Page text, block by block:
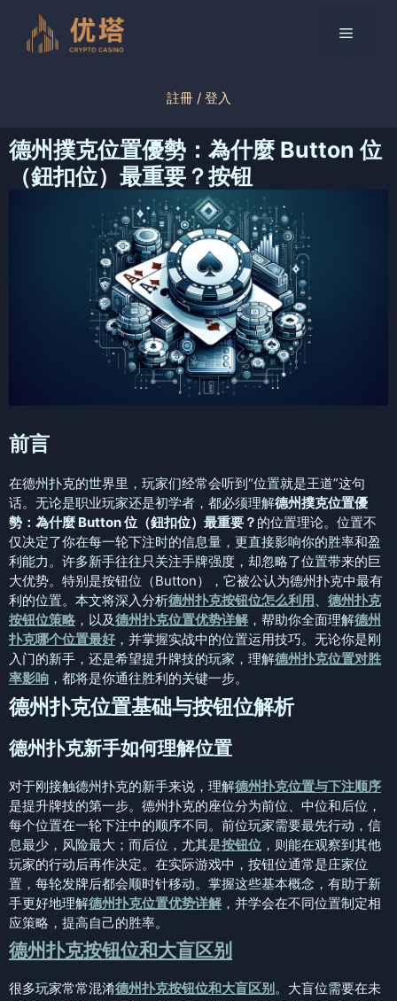
菜
註冊 / 登入
德州撲克位置優勢：為什麼 Button 位
（鈕扣位）最重要？按钮
前言
在德州扑克的世界里，玩家们经常会听到“位置就是王道”这句
话。无论是职业玩家还是初学者，都必须理解德州撲克位置優
勢：為什麼 Button 位（鈕扣位）最重要？ 的位置理论。位置不
仅决定了你在每一轮下注时的信息量，更直接影响你的胜率和盈
利能力。许多新手往往只关注手牌强度，却忽略了位置带来的巨
大优势。特别是按钮位（Button），它被公认为德州扑克中最有
利的位置。本文将深入分析德州扑克按钮位怎么利用、 德州扑克
按钮位策略 ，以及德州扑克位置优势详解，帮助你全面理解德州
扑克哪个位置最好 ，并掌握实战中的位置运用技巧。无论你是刚
入门的新手，还是希望提升牌技的玩家，理解德州扑克位置对胜
率影响 ，都将是你通往胜利的关键一步。
德州扑克位置基础与按钮位解析
德州扑克新手如何理解位置
对于刚接触德州扑克的新手来说，理解德州扑克位置与下注顺序
是提升牌技的第一步。德州扑克的座位分为前位、中位和后位，
每个位置在一轮下注中的顺序不同。前位玩家需要最先行动，信
息最少，风险最大；而后位，尤其是按钮位 ，则能在观察到其他
玩家的行动后再作决定。在实际游戏中，按钮位通常是庄家位
置，每轮发牌后都会顺时针移动。掌握这些基本概念，有助于新
手更好地理解德州扑克位置优势详解，并学会在不同位置制定相
应策略，提高自己的胜率。
德州扑克按钮位和大盲区别
很多玩家常常混淆德州扑克按钮位和大盲区别。大盲位需要在未